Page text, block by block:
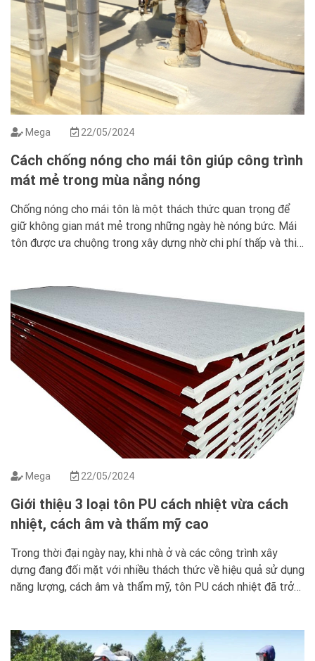
Mega 22/05/2024
Cách chống nóng cho mái tôn giúp công trình
mát mẻ trong mùa nắng nóng
Chống nóng cho mái tôn là một thách thức quan trọng để
giữ không gian mát mẻ trong những ngày hè nóng bức. Mái
tôn được ưa chuộng trong xây dựng nhờ chi phí thấp và thi
Mega 22/05/2024
Giới thiệu 3 loại tôn PU cách nhiệt vừa cách
nhiệt, cách âm và thẩm mỹ cao
Trong thời đại ngày nay, khi nhà ở và các công trình xây
dựng đang đối mặt với nhiều thách thức về hiệu quả sử dụng
năng lượng, cách âm và thẩm mỹ, tôn PU cách nhiệt đã trở